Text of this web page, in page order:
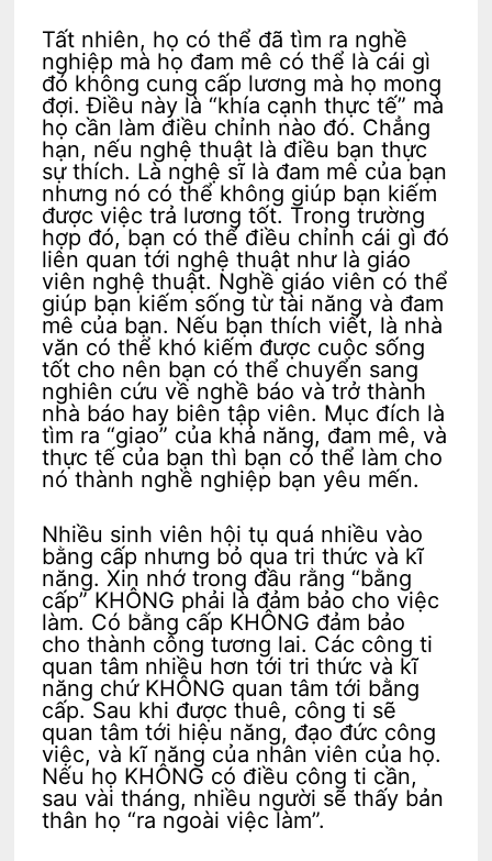
Tất nhiên, họ có thể đã tìm ra nghề
nghiệp mà họ đam mê có thể là cái gì
đó không cung cấp lương mà họ mong
đợi. Điều này là “khía cạnh thực tế” mà
họ cần làm điều chỉnh nào đó. Chẳng
hạn, nếu nghệ thuật là điều bạn thực
sự thích. Là nghệ sĩ là đam mê của bạn
nhưng nó có thể không giúp bạn kiếm
được việc trả lương tốt. Trong trường
hợp đó, bạn có thể điều chỉnh cái gì đó
liên quan tới nghệ thuật như là giáo
viên nghệ thuật. Nghề giáo viên có thể
giúp bạn kiếm sống từ tài năng và đam
mê của bạn. Nếu bạn thích viết, là nhà
văn có thể khó kiếm được cuộc sống
tốt cho nên bạn có thể chuyển sang
nghiên cứu về nghề báo và trở thành
nhà báo hay biên tập viên. Mục đích là
tìm ra “giao” của khả năng, đam mê, và
thực tế của bạn thì bạn có thể làm cho
nó thành nghề nghiệp bạn yêu mến.
Nhiều sinh viên hội tụ quá nhiều vào
bằng cấp nhưng bỏ qua tri thức và kĩ
năng. Xin nhớ trong đầu rằng “bằng
cấp” KHÔNG phải là đảm bảo cho việc
làm. Có bằng cấp KHÔNG đảm bảo
cho thành công tương lai. Các công ti
quan tâm nhiều hơn tới tri thức và kĩ
năng chứ KHÔNG quan tâm tới bằng
cấp. Sau khi được thuê, công ti sẽ
quan tâm tới hiệu năng, đạo đức công
việc, và kĩ năng của nhân viên của họ.
Nếu họ KHÔNG có điều công ti cần,
sau vài tháng, nhiều người sẽ thấy bản
thân họ “ra ngoài việc làm”.